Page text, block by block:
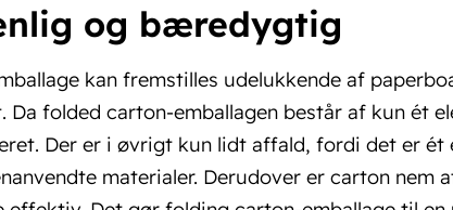
og bæredygtig
kan fremstilles udelukkende af
Da folded carton-emballagen består af kun ét
Der er i øvrigt kun lidt affald, fordi det er ét
materialer. Derudover er carton nem